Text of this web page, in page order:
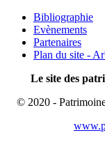
Bibliographie
Evènements
Partenaires
Plan du site -
Le site des
© 2020 -